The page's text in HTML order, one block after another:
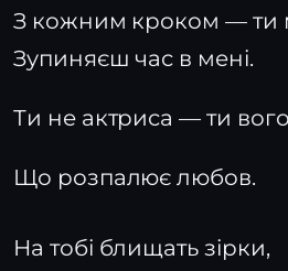
З кожним кроком — ти
Зупиняєш час в мені.
Ти не актриса — ти
Що розпалює любов.
На тобі блищать зірки,